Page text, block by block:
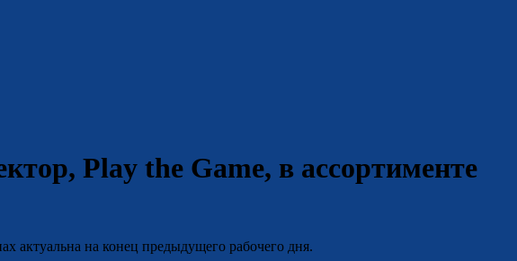
Play the Game, в ассортименте
актуальна на конец предыдущего рабочего дня.